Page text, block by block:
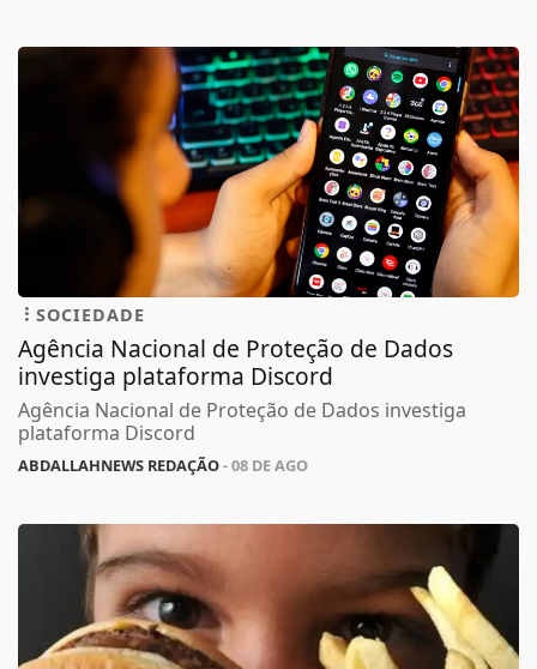
SOCIEDADE
Agência Nacional de Proteção de Dados
investiga plataforma Discord
Agência Nacional de Proteção de Dados investiga
plataforma Discord
ABDALLAHNEWS REDAÇÃO- 08 DE AGO